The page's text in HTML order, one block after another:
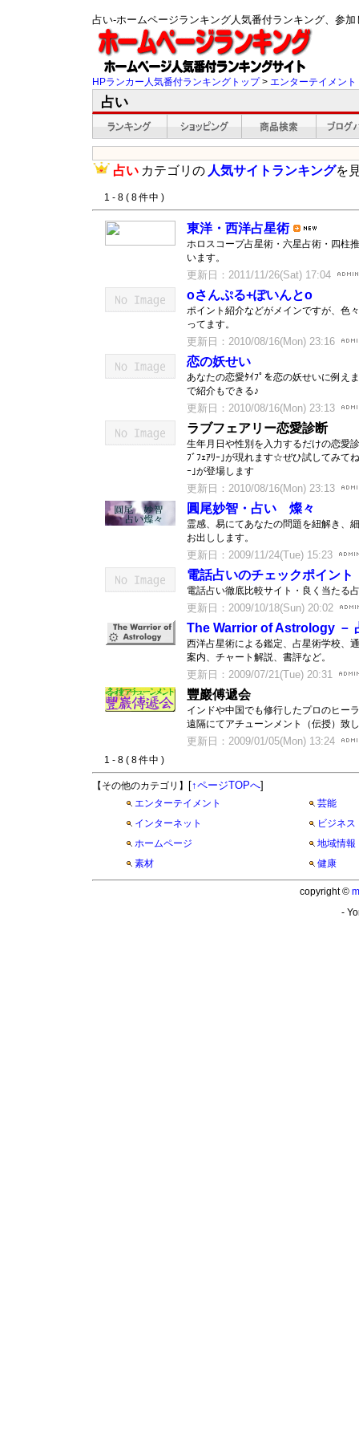
占い-ホームページランキング人気番付ランキング、参
HPランカー人気番付ランキングトップ> エンターテイメント
占い
占い カテゴリの 人気サイトランキングを
1 - 8 ( 8 件中 )
東洋・西洋占星術
ホロスコープ占星術・六星占術・四柱
います。
更新日：2011/11/26(Sat) 17:04
oさんぷる+ぽいんとo
ポイント紹介などがメインですが、色
ってます。
更新日：2010/08/16(Mon) 23:16
恋の妖せい
あなたの恋愛ﾀｲﾌﾟを恋の妖せいに例え
で紹介もできる♪
更新日：2010/08/16(Mon) 23:13
ラブフェアリー恋愛診断
生年月日や性別を入力するだけの恋愛
ﾌﾞﾌｪｱﾘｰ｣が現れます☆ぜひ試してみて
ｰ｣が登場します
更新日：2010/08/16(Mon) 23:13
圓尾妙智・占い 燦々
霊感、易にてあなたの問題を紐解き、
お出しします。
更新日：2009/11/24(Tue) 15:23
電話占いのチェックポイント
電話占い徹底比較サイト・良く当たる
更新日：2009/10/18(Sun) 20:02
The Warrior of Astrology －
西洋占星術による鑑定、占星術学校、
案内、チャート解説、書評など。
更新日：2009/07/21(Tue) 20:31
豐巖傅遞会
インドや中国でも修行したプロのヒー
遠隔にてアチューンメント（伝授）致
更新日：2009/01/05(Mon) 13:24
1 - 8 ( 8 件中 )
【その他のカテゴリ】 [↑ページTOPへ]
エンターテイメント
芸能
インターネット
ビジネス
ホームページ
地域情報
素材
健康
copyright ©
-